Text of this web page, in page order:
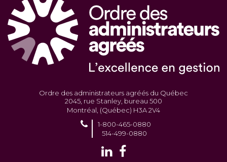
Ordre des administrateurs agréés du Québec
2045, rue Stanley, bureau 500
Montréal, (Québec) H3A 2V4
1-800-465-0880
514-499-0880